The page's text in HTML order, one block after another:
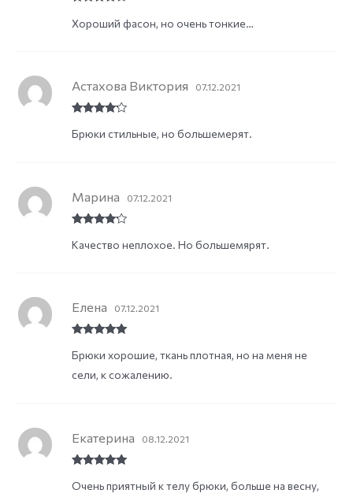
out of 5
Хороший фасон, но очень тонкие…
out of 5
Астахова Виктория 07.12.2021
Брюки стильные, но большемерят.
out of 5
Марина 07.12.2021
Качество неплохое. Но большемярят.
of 5
Елена 07.12.2021
Брюки хорошие, ткань плотная, но на меня не
сели, к сожалению.
of 5
Екатерина 08.12.2021
Очень приятный к телу брюки, больше на весну,